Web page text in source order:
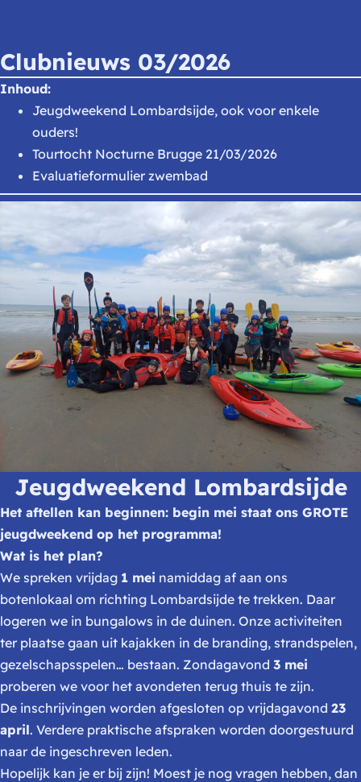
Clubnieuws 03/2026
Inhoud:
Jeugdweekend Lombardsijde, ook voor enkele
ouders!
Tourtocht Nocturne Brugge 21/03/2026
Evaluatieformulier zwembad
Jeugdweekend Lombardsijde
Het aftellen kan beginnen: begin mei staat ons GROTE
jeugdweekend op het programma!
Wat is het plan?
We spreken vrijdag 1 mei namiddag af aan ons
botenlokaal om richting Lombardsijde te trekken. Daar
logeren we in bungalows in de duinen. Onze activiteiten
ter plaatse gaan uit kajakken in de branding, strandspelen,
gezelschapsspelen… bestaan. Zondagavond 3 mei
proberen we voor het avondeten terug thuis te zijn.
De inschrijvingen worden afgesloten op vrijdagavond 23
april. Verdere praktische afspraken worden doorgestuurd
naar de ingeschreven leden.
Hopelijk kan je er bij zijn! Moest je nog vragen hebben, dan